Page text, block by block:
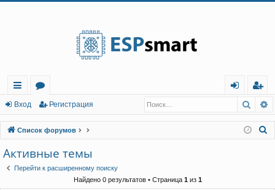
с
ы
лк
и
о
ру
м
ы
д
г
ис
тр
Вход Регистрация
Список форумов
Активные темы
Перейти к расширенному поиску
Найдено 0 результатов • Страница 1из 1